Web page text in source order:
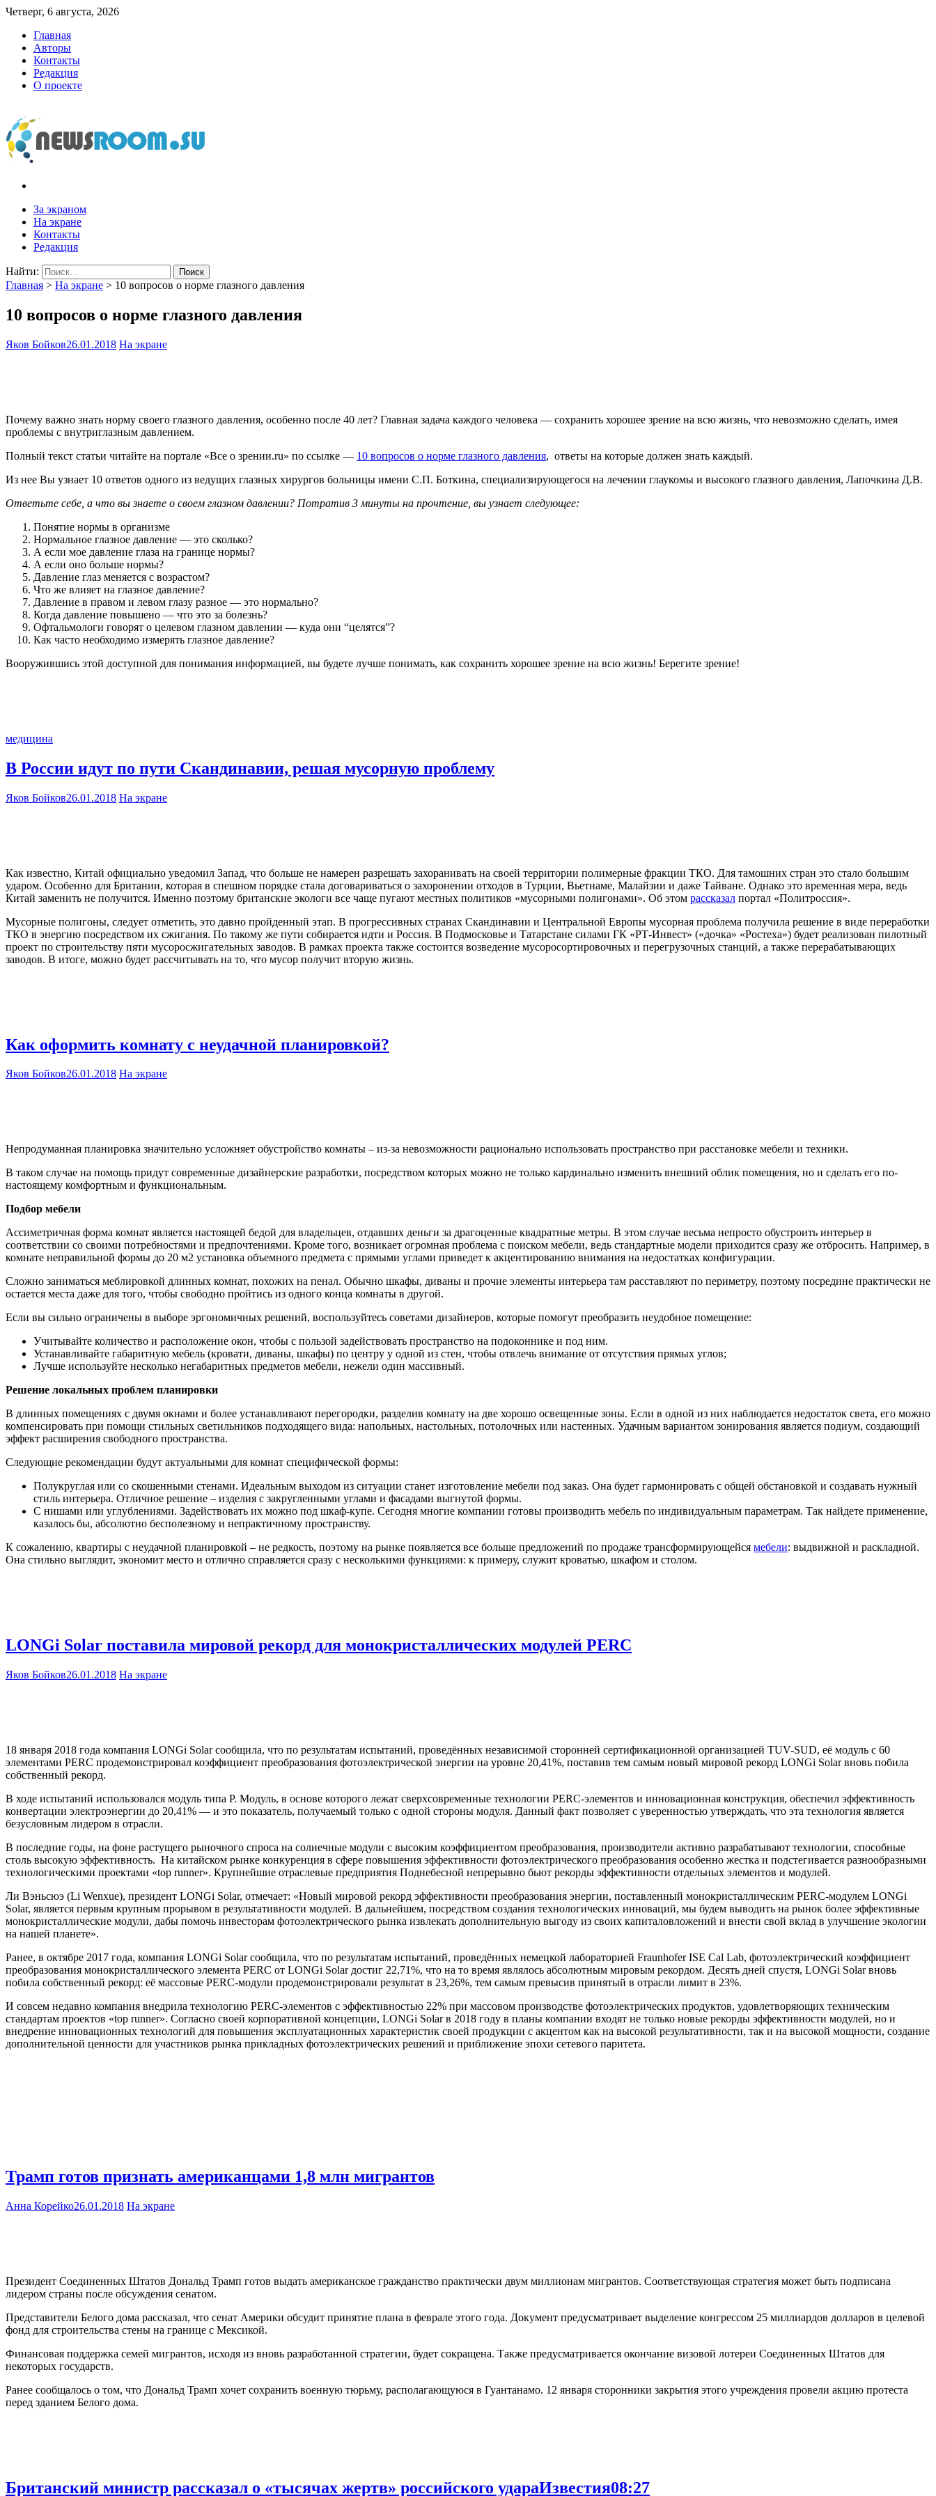
Четверг, 6 августа, 2026
Главная
Авторы
Контакты
Редакция
О проекте
newsroom.su
Новости о новостях
За экраном
На экране
Контакты
Редакция
Найти:
Главная > На экране > 10 вопросов о норме глазного давления
10 вопросов о норме глазного давления
Яков Бойков26.01.2018 На экране
Почему важно знать норму своего глазного давления, особенно после 40 лет? Главная задача каждого человека — сохранить хорошее зрение на всю жизнь, что невозможно сделать, имея
проблемы с внутриглазным давлением.
Полный текст статьи читайте на портале «Все о зрении.ru» по ссылке — 10 вопросов о норме глазного давления, ответы на которые должен знать каждый.
Из нее Вы узнает 10 ответов одного из ведущих глазных хирургов больницы имени С.П. Боткина, специализирующегося на лечении глаукомы и высокого глазного давления, Лапочкина Д.В.
Ответьте себе, а что вы знаете о своем глазном давлении? Потратив 3 минуты на прочтение, вы узнает следующее:
Понятие нормы в организме
Нормальное глазное давление — это сколько?
А если мое давление глаза на границе нормы?
А если оно больше нормы?
Давление глаз меняется с возрастом?
Что же влияет на глазное давление?
Давление в правом и левом глазу разное — это нормально?
Когда давление повышено — что это за болезнь?
Офтальмологи говорят о целевом глазном давлении — куда они “целятся”?
Как часто необходимо измерять глазное давление?
Вооружившись этой доступной для понимания информацией, вы будете лучше понимать, как сохранить хорошее зрение на всю жизнь! Берегите зрение!
медицина
В России идут по пути Скандинавии, решая мусорную проблему
Яков Бойков26.01.2018 На экране
Как известно, Китай официально уведомил Запад, что больше не намерен разрешать захоранивать на своей территории полимерные фракции ТКО. Для тамошних стран это стало большим
ударом. Особенно для Британии, которая в спешном порядке стала договариваться о захоронении отходов в Турции, Вьетнаме, Малайзии и даже Тайване. Однако это временная мера, ведь
Китай заменить не получится. Именно поэтому британские экологи все чаще пугают местных политиков «мусорными полигонами». Об этом рассказал портал «Политроссия».
Мусорные полигоны, следует отметить, это давно пройденный этап. В прогрессивных странах Скандинавии и Центральной Европы мусорная проблема получила решение в виде переработки
ТКО в энергию посредством их сжигания. По такому же пути собирается идти и Россия. В Подмосковье и Татарстане силами ГК «РТ-Инвест» («дочка» «Ростеха») будет реализован пилотный
проект по строительству пяти мусоросжигательных заводов. В рамках проекта также состоится возведение мусоросортировочных и перегрузочных станций, а также перерабатывающих
заводов. В итоге, можно будет рассчитывать на то, что мусор получит вторую жизнь.
Как оформить комнату с неудачной планировкой?
Яков Бойков26.01.2018 На экране
Непродуманная планировка значительно усложняет обустройство комнаты – из-за невозможности рационально использовать пространство при расстановке мебели и техники.
В таком случае на помощь придут современные дизайнерские разработки, посредством которых можно не только кардинально изменить внешний облик помещения, но и сделать его по-
настоящему комфортным и функциональным.
Подбор мебели
Ассиметричная форма комнат является настоящей бедой для владельцев, отдавших деньги за драгоценные квадратные метры. В этом случае весьма непросто обустроить интерьер в
соответствии со своими потребностями и предпочтениями. Кроме того, возникает огромная проблема с поиском мебели, ведь стандартные модели приходится сразу же отбросить. Например, в
комнате неправильной формы до 20 м2 установка объемного предмета с прямыми углами приведет к акцентированию внимания на недостатках конфигурации.
Сложно заниматься меблировкой длинных комнат, похожих на пенал. Обычно шкафы, диваны и прочие элементы интерьера там расставляют по периметру, поэтому посредине практически не
остается места даже для того, чтобы свободно пройтись из одного конца комнаты в другой.
Если вы сильно ограничены в выборе эргономичных решений, воспользуйтесь советами дизайнеров, которые помогут преобразить неудобное помещение:
Учитывайте количество и расположение окон, чтобы с пользой задействовать пространство на подоконнике и под ним.
Устанавливайте габаритную мебель (кровати, диваны, шкафы) по центру у одной из стен, чтобы отвлечь внимание от отсутствия прямых углов;
Лучше используйте несколько негабаритных предметов мебели, нежели один массивный.
Решение локальных проблем планировки
В длинных помещениях с двумя окнами и более устанавливают перегородки, разделив комнату на две хорошо освещенные зоны. Если в одной из них наблюдается недостаток света, его можно
компенсировать при помощи стильных светильников подходящего вида: напольных, настольных, потолочных или настенных. Удачным вариантом зонирования является подиум, создающий
эффект расширения свободного пространства.
Следующие рекомендации будут актуальными для комнат специфической формы:
Полукруглая или со скошенными стенами. Идеальным выходом из ситуации станет изготовление мебели под заказ. Она будет гармонировать с общей обстановкой и создавать нужный
стиль интерьера. Отличное решение – изделия с закругленными углами и фасадами выгнутой формы.
С нишами или углублениями. Задействовать их можно под шкаф-купе. Сегодня многие компании готовы производить мебель по индивидуальным параметрам. Так найдете применение,
казалось бы, абсолютно бесполезному и непрактичному пространству.
К сожалению, квартиры с неудачной планировкой – не редкость, поэтому на рынке появляется все больше предложений по продаже трансформирующейся мебели: выдвижной и раскладной.
Она стильно выглядит, экономит место и отлично справляется сразу с несколькими функциями: к примеру, служит кроватью, шкафом и столом.
LONGi Solar поставила мировой рекорд для монокристаллических модулей PERC
Яков Бойков26.01.2018 На экране
18 января 2018 года компания LONGi Solar сообщила, что по результатам испытаний, проведённых независимой сторонней сертификационной организацией TUV-SUD, её модуль с 60
элементами PERC продемонстрировал коэффициент преобразования фотоэлектрической энергии на уровне 20,41%, поставив тем самым новый мировой рекорд LONGi Solar вновь побила
собственный рекорд.
В ходе испытаний использовался модуль типа Р. Модуль, в основе которого лежат сверхсовременные технологии PERC-элементов и инновационная конструкция, обеспечил эффективность
конвертации электроэнергии до 20,41% — и это показатель, получаемый только с одной стороны модуля. Данный факт позволяет с уверенностью утверждать, что эта технология является
безусловным лидером в отрасли.
В последние годы, на фоне растущего рыночного спроса на солнечные модули с высоким коэффициентом преобразования, производители активно разрабатывают технологии, способные
столь высокую эффективность. На китайском рынке конкуренция в сфере повышения эффективности фотоэлектрического преобразования особенно жестка и подстегивается разнообразными
технологическими проектами «top runner». Крупнейшие отраслевые предприятия Поднебесной непрерывно бьют рекорды эффективности отдельных элементов и модулей.
Ли Вэньсюэ (Li Wenxue), президент LONGi Solar, отмечает: «Новый мировой рекорд эффективности преобразования энергии, поставленный монокристаллическим PERC-модулем LONGi
Solar, является первым крупным прорывом в результативности модулей. В дальнейшем, посредством создания технологических инноваций, мы будем выводить на рынок более эффективные
монокристаллические модули, дабы помочь инвесторам фотоэлектрического рынка извлекать дополнительную выгоду из своих капиталовложений и внести свой вклад в улучшение экологии
на нашей планете».
Ранее, в октябре 2017 года, компания LONGi Solar сообщила, что по результатам испытаний, проведённых немецкой лабораторией Fraunhofer ISE Cal Lab, фотоэлектрический коэффициент
преобразования монокристаллического элемента PERC от LONGi Solar достиг 22,71%, что на то время являлось абсолютным мировым рекордом. Десять дней спустя, LONGi Solar вновь
побила собственный рекорд: её массовые PERC-модули продемонстрировали результат в 23,26%, тем самым превысив принятый в отрасли лимит в 23%.
И совсем недавно компания внедрила технологию PERC-элементов с эффективностью 22% при массовом производстве фотоэлектрических продуктов, удовлетворяющих техническим
стандартам проектов «top runner». Согласно своей корпоративной концепции, LONGi Solar в 2018 году в планы компании входят не только новые рекорды эффективности модулей, но и
внедрение инновационных технологий для повышения эксплуатационных характеристик своей продукции с акцентом как на высокой результативности, так и на высокой мощности, создание
дополнительной ценности для участников рынка прикладных фотоэлектрических решений и приближение эпохи сетевого паритета.
Трамп готов признать американцами 1,8 млн мигрантов
Анна Корейко26.01.2018 На экране
Президент Соединенных Штатов Дональд Трамп готов выдать американское гражданство практически двум миллионам мигрантов. Соответствующая стратегия может быть подписана
лидером страны после обсуждения сенатом.
Представители Белого дома рассказал, что сенат Америки обсудит принятие плана в феврале этого года. Документ предусматривает выделение конгрессом 25 миллиардов долларов в целевой
фонд для строительства стены на границе с Мексикой.
Финансовая поддержка семей мигрантов, исходя из вновь разработанной стратегии, будет сокращена. Также предусматривается окончание визовой лотереи Соединенных Штатов для
некоторых государств.
Ранее сообщалось о том, что Дональд Трамп хочет сохранить военную тюрьму, располагающуюся в Гуантанамо. 12 января сторонники закрытия этого учреждения провели акцию протеста
перед зданием Белого дома.
Британский министр рассказал о «тысячах жертв» российского удараИзвестия08:27